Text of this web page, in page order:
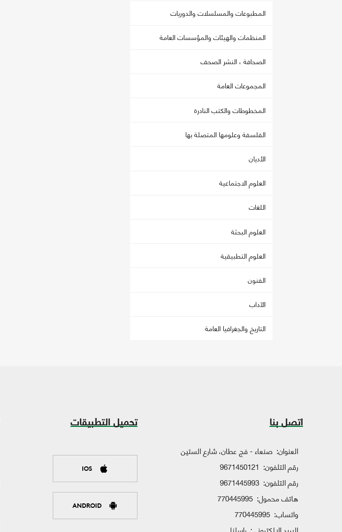
المطبوعات والمسلسلات والدوريات
المنظمات والهيئات والمؤسسات العامة
الصحافة ، النشر الصحف
المجموعات العامة
المخطوطات والكتب النادرة
الفلسفة وعلومها المتصلة بها
الأديان
العلوم الاجتماعية
اللغات
العلوم البحثة
العلوم التطبيقية
الفنون
الآداب
التاريخ والجغرافيا العامة
اتصل بنا
العنوان: صنعاء - فج عطان، شارع الستين
رقم التلفون: 9671450121
رقم التلفون: 9671445993
هاتف محمول: 770445995
واتساب: 770445995
تحميل التطبيقات
IOS
ANDROID